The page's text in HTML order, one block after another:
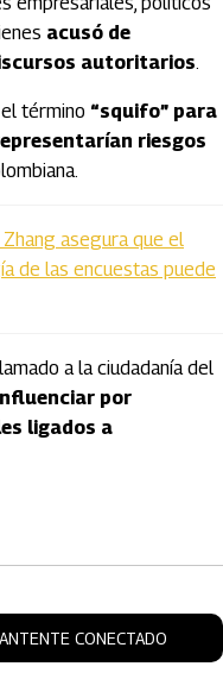
acusó de
autoritarios.
término “squifo” para
riesgos
asegura que el
de las encuestas puede
a la ciudadanía del
por
ligados a
CONECTADO